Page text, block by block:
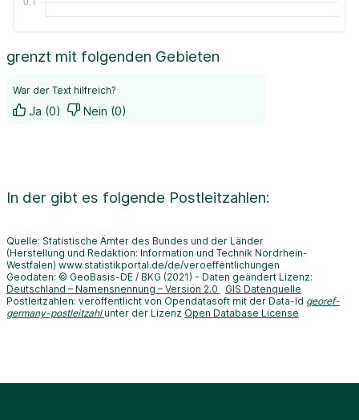
grenzt mit folgenden Gebieten
War der Text hilfreich?
Ja (0) Nein (0)
In der gibt es folgende Postleitzahlen:
Quelle: Statistische Ämter des Bundes und der Länder
(Herstellung und Redaktion: Information und Technik Nordrhein-
Westfalen) www.statistikportal.de/de/veroeffentlichungen
Geodaten: © GeoBasis-DE / BKG (2021) - Daten geändert Lizenz:
Deutschland – Namensnennung – Version 2.0
GIS Datenquelle
Postleitzahlen: veröffentlicht von Opendatasoft mit der Data-Id georef-
germany-postleitzahl unter der Lizenz Open Database License